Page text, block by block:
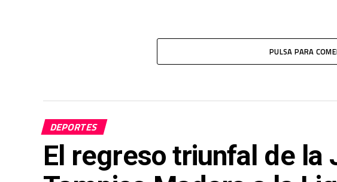
PULSA PARA
DEPORTES
El regreso triunfal de la